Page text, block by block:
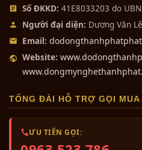
Số ĐKKD: 41E8033203 do
Người đại diện: Dương Văn
Email:
Website:
TỔNG ĐÀI HỖ TRỢ GỌI MUA
ƯU TIÊN GỌI: